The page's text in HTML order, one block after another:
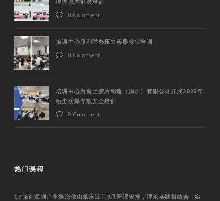
理体系内审员培训
0 Comment
培训中心顺利举办压力容器专业培训
0 Comment
培训中心为富士胶片制造（深圳）有限公司开展2025年
粉尘防爆专项安全培训
0 Comment
热门课程
CP培训深圳广州珠海佛山肇庆江门9月开课安排，理论实践相结合，实